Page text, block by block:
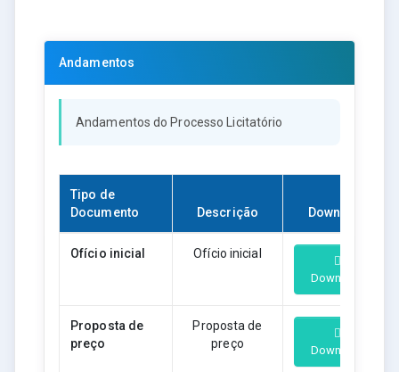
Andamentos
Andamentos do Processo Licitatório
Tipo de
Documento
Descrição Download
Ofício inicial Ofício inicial
Download
Proposta de
preço
Proposta de
preço
Download